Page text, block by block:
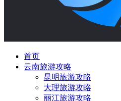
首页
云南旅游攻略
昆明旅游攻略
大理旅游攻略
丽江旅游攻略